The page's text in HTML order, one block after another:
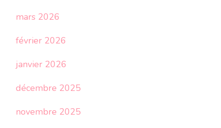
mars 2026
février 2026
janvier 2026
décembre 2025
novembre 2025